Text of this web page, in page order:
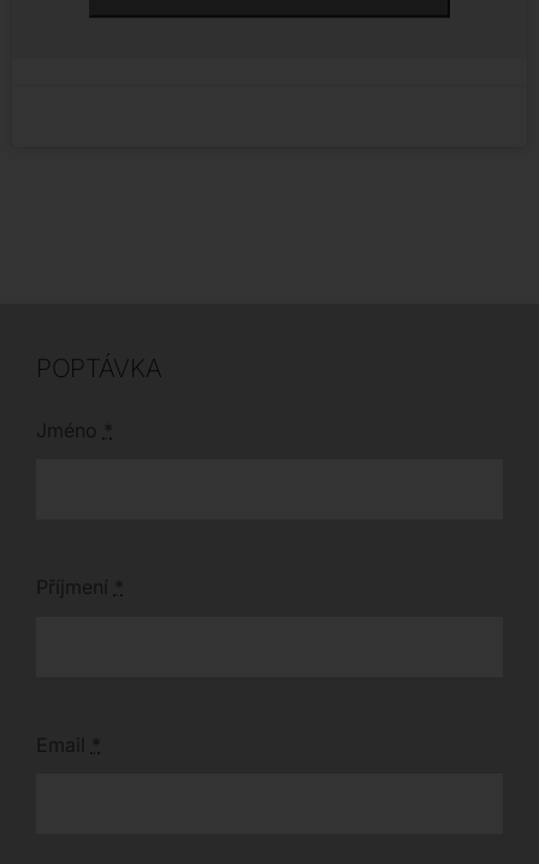
POPTÁVKA
Jméno *
Příjmení *
Email *